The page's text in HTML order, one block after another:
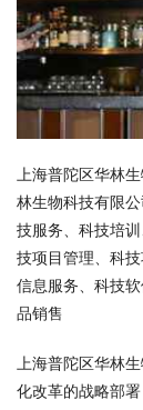
上海普陀区华林
林生物科技有限
技服务、科技培
技项目管理、科
信息服务、科技
品销售
上海普陀区华林
化改革的战略部